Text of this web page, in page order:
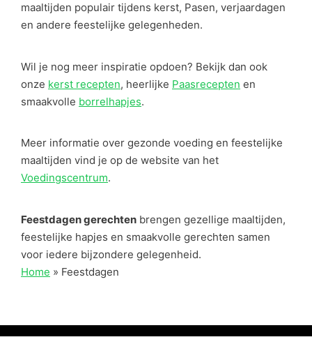
maaltijden populair tijdens kerst, Pasen, verjaardagen
en andere feestelijke gelegenheden.
Wil je nog meer inspiratie opdoen? Bekijk dan ook
onze kerst recepten, heerlijke Paasrecepten en
smaakvolle borrelhapjes.
Meer informatie over gezonde voeding en feestelijke
maaltijden vind je op de website van het
Voedingscentrum.
Feestdagen gerechten brengen gezellige maaltijden,
feestelijke hapjes en smaakvolle gerechten samen
voor iedere bijzondere gelegenheid.
Home » Feestdagen